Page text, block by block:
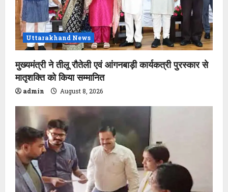
Uttarakhand News
मुख्यमंत्री ने तीलू रौतेली एवं आंगनबाड़ी कार्यकत्री पुरस्कार से
मातृशक्ति को किया सम्मानित
admin August 8, 2026